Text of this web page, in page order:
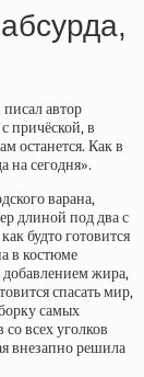
писал автор
причёской, в
останется. Как в
на сегодня».
варана,
длиной под два с
будто готовится
в костюме
добавлением жира,
спасать мир,
самых
всех уголков
внезапно решила